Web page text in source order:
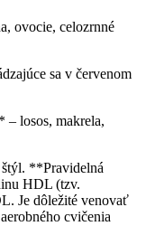
ovocie, celozrnné
sa v červenom
losos, makrela,
**Pravidelná
HDL (tzv.
Je dôležité venovať
cvičenia